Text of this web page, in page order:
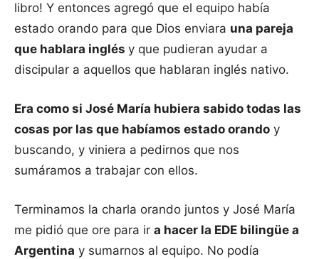
libro! Y entonces agregó que el equipo había
estado orando para que Dios enviara una pareja
que hablara inglés y que pudieran ayudar a
discipular a aquellos que hablaran inglés nativo.
Era como si José María hubiera sabido todas las
cosas por las que habíamos estado orando y
buscando, y viniera a pedirnos que nos
sumáramos a trabajar con ellos.
Terminamos la charla orando juntos y José María
me pidió que ore para ir a hacer la EDE bilingüe a
Argentina y sumarnos al equipo. No podía